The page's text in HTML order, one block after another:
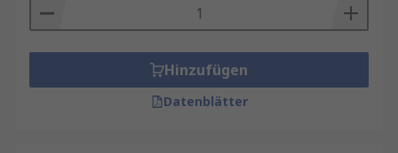
Hinzufügen
Datenblätter